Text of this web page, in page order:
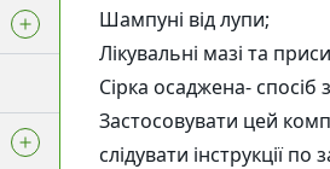
Шампуні від лупи;
Лікувальні мазі та
Сірка осаджена- спосіб
Застосовувати цей
слідувати інструкції